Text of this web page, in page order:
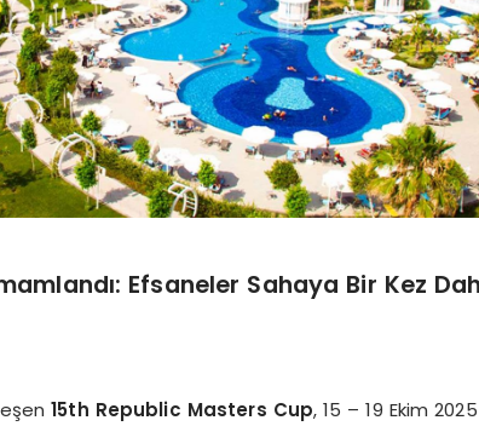
Efsaneler Sahaya Bir Kez
15th Republic Masters Cup, 15 – 19 Ekim